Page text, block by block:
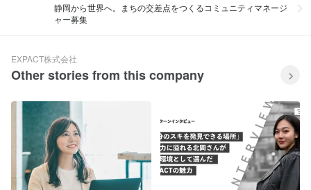
静岡から世界へ。まちの交差点をつくるコミュニティマネージ
ャー募集
EXPACT株式会社
Other stories from this company